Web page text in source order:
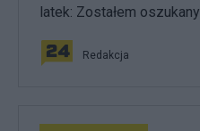
latek: Zostałem oszukany
Redakcja